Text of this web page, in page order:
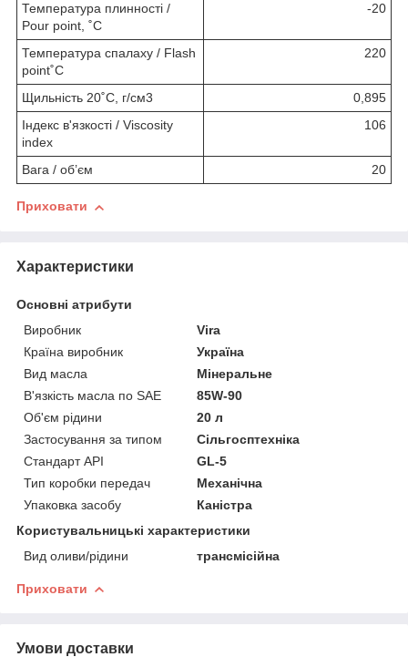
Температура плинності /
Pour point, ˚С
-20
Температура спалаху / Flash
point˚С
220
Щильність 20˚С, г/см3
0,895
Індекс в'язкості / Viscosity
index
106
Вага / об’єм 20
Приховати
Характеристики
Основні атрибути
Виробник
Vira
Країна виробник
Україна
Вид масла
Мінеральне
В'язкість масла по SAE
85W-90
Об'єм рідини
20 л
Застосування за типом
Сільгосптехніка
Стандарт API
GL-5
Тип коробки передач
Механічна
Упаковка засобу
Каністра
Користувальницькі характеристики
Вид оливи/рідини
трансмісійна
Приховати
Умови доставки